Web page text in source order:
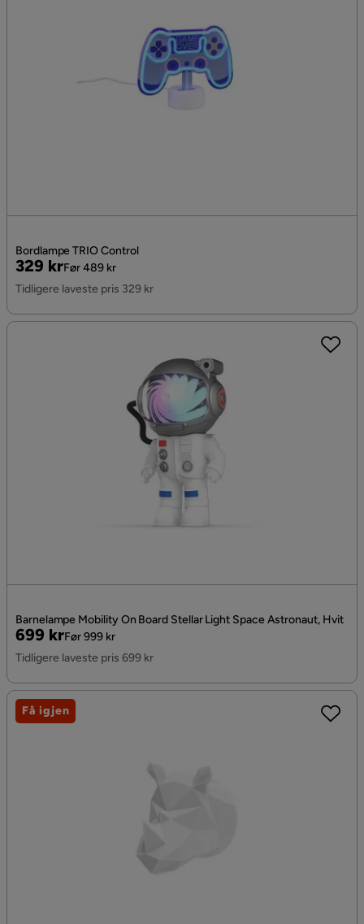
Bordlampe TRIO Control
Pris
329 kr
Original
Pris
Før 489 kr
Tidligere laveste pris 329 kr
Barnelampe Mobility On Board Stellar Light Space Astronaut, Hvit
Pris
699 kr
Original
Pris
Før 999 kr
Tidligere laveste pris 699 kr
Få igjen